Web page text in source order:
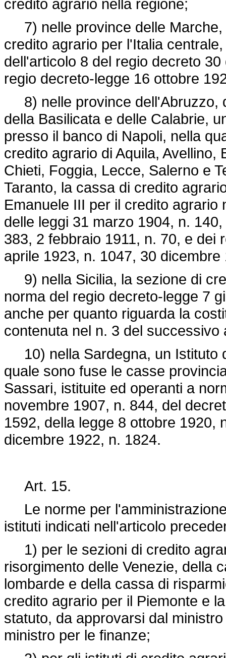
credito agrario nella regione;
7) nelle province delle Marche,
credito agrario per l'Italia
dell'articolo 8 del regio decreto
regio decreto-legge 16 ottobre
8) nelle province dell'Abruzzo,
della Basilicata e delle Calabrie,
presso il banco di Napoli, nella
credito agrario di Aquila,
Chieti, Foggia, Lecce, Salerno e
Taranto, la cassa di credito
Emanuele III per il credito
delle leggi 31 marzo 1904, n.
383, 2 febbraio 1911, n. 70, e dei
aprile 1923, n. 1047, 30
9) nella Sicilia, la sezione di
norma del regio decreto-legge 7
anche per quanto riguarda la
contenuta nel n. 3 del successivo
10) nella Sardegna, un Istituto
quale sono fuse le casse
Sassari, istituite ed operanti a
novembre 1907, n. 844, del
1592, della legge 8 ottobre 1920,
dicembre 1922, n. 1824.
Art. 15.
Le norme per
istituti indicati nell'articolo
1) per le sezioni di credito
risorgimento delle Venezie, della
lombarde e della cassa di
credito agrario per il Piemonte e
statuto, da approvarsi dal
ministro per le finanze;